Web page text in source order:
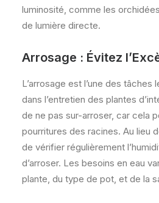
luminosité, comme les
de lumière directe.
Arrosage : Évitez
L’arrosage est l’une des tâches
dans l’entretien des plantes
de ne pas sur-arroser, car cela
pourritures des racines. Au lieu
de vérifier régulièrement
d’arroser. Les besoins en eau
plante, du type de pot, et de la